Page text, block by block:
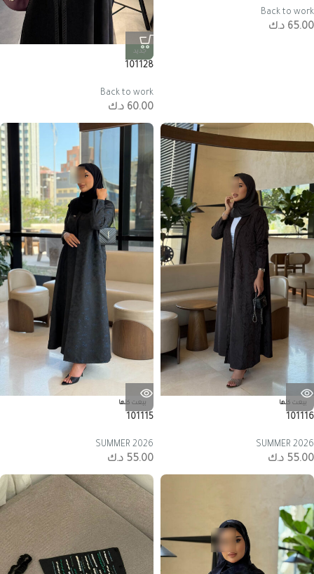
Back to work
65.00 د.ك
جديد
101128
Back to work
60.00 د.ك
بيعت كلها
101116
SUMMER 2026
55.00 د.ك
بيعت كلها
101115
SUMMER 2026
55.00 د.ك